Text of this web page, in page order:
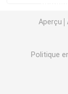
Coulée
Le noyau
Le CRGO et
Aperçu
Politique